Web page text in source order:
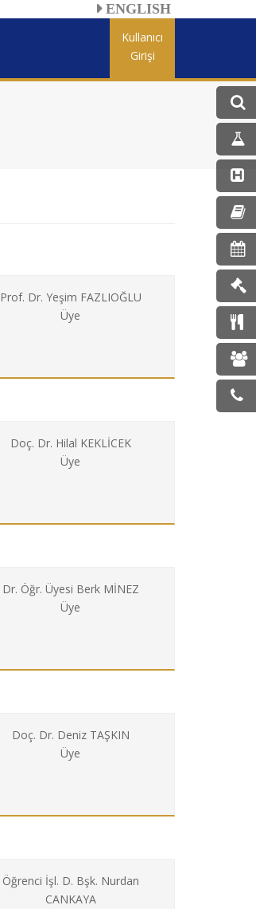
ENGLISH
Kullanıcı
Girişi
Prof. Dr. Yeşim FAZLIOĞLU
Üye
Doç. Dr. Hilal KEKLİCEK
Üye
Dr. Öğr. Üyesi Berk MİNEZ
Üye
Doç. Dr. Deniz TAŞKIN
Üye
Öğrenci İşl. D. Bşk. Nurdan
CANKAYA